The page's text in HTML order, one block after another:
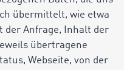
übermittelt, wie etwa
der Anfrage, Inhalt der
übertragene
Webseite, von der